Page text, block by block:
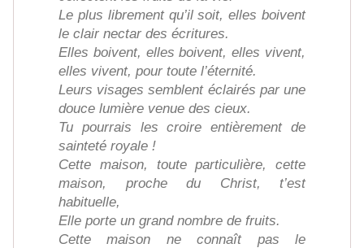
Le plus librement qu’il soit, elles boivent
le clair nectar des écritures.
Elles boivent, elles boivent, elles vivent,
elles vivent, pour toute l’éternité.
Leurs visages semblent éclairés par une
douce lumière venue des cieux.
Tu pourrais les croire entièrement de
sainteté royale !
Cette maison, toute particulière, cette
maison, proche du Christ, t’est
habituelle,
Elle porte un grand nombre de fruits.
Cette maison ne connaît pas le